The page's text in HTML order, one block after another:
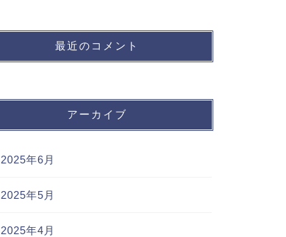
最近のコメント
アーカイブ
2025年6月
2025年5月
2025年4月